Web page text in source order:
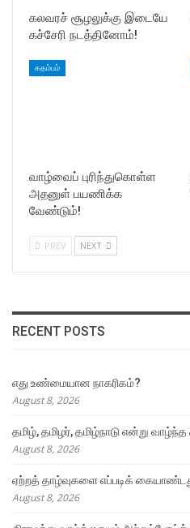
கலவரச் சூழலுக்கு இடையே
கச்சேரி நடத்தினோம்!
கதம்பம்
வாழ்வைப் புரிந்துகொள்ள
அதனுள் பயணிக்க
வேண்டும்!
PREV NEXT
RECENT POSTS
எது உண்மையான நாகரிகம்?
August 8, 2026
தமிழ், தமிழர், தமிழ்நாடு என்று
August 8, 2026
ஏற்றத் தாழ்வுகளை எப்படிக்
August 8, 2026